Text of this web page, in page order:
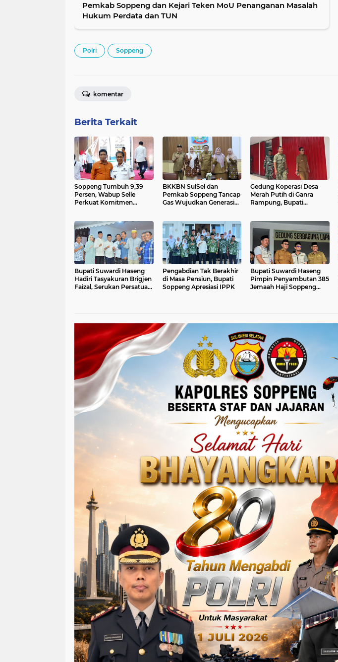
Pemkab Soppeng dan Kejari Teken MoU Penanganan Masalah
Hukum Perdata dan TUN
Polri Soppeng
komentar
Berita Terkait
Soppeng Tumbuh 9,39
Persen, Wabup Selle
Perkuat Komitmen
BKKBN SulSel dan
Pemkab Soppeng Tancap
Gas Wujudkan Generasi
Gedung Koperasi Desa
Merah Putih di Ganra
Rampung, Bupati
Bupati Suwardi Haseng
Hadiri Tasyakuran Brigjen
Faizal, Serukan Persatuan
Pengabdian Tak Berakhir
di Masa Pensiun, Bupati
Soppeng Apresiasi IPPK
Bupati Suwardi Haseng
Pimpin Penyambutan 385
Jemaah Haji Soppeng